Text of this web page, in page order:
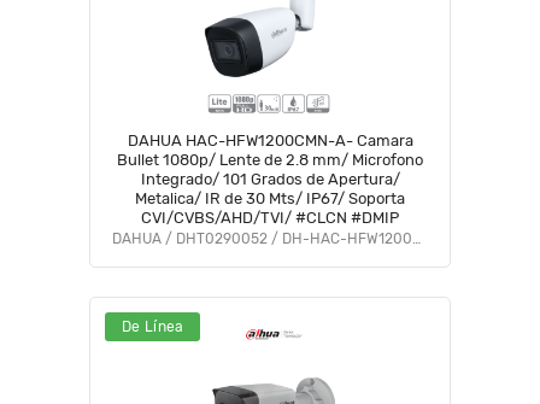
DAHUA HAC-HFW1200CMN-A- Camara
Bullet 1080p/ Lente de 2.8 mm/ Microfono
Integrado/ 101 Grados de Apertura/
Metalica/ IR de 30 Mts/ IP67/ Soporta
CVI/CVBS/AHD/TVI/ #CLCN #DMIP
DAHUA / DHT0290052 / DH-HAC-HFW1200CMN-A-0280B-S5
De Línea